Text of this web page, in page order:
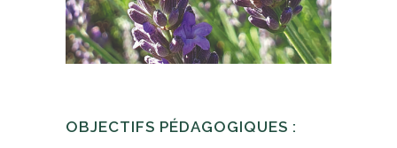
OBJECTIFS PÉDAGOGIQUES :